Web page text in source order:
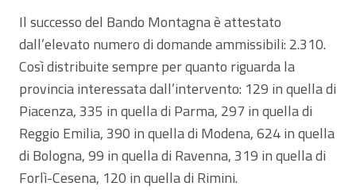
Il successo del Bando Montagna è attestato
dall’elevato numero di domande ammissibili: 2.310.
Così distribuite sempre per quanto riguarda la
provincia interessata dall’intervento: 129 in quella di
Piacenza, 335 in quella di Parma, 297 in quella di
Reggio Emilia, 390 in quella di Modena, 624 in quella
di Bologna, 99 in quella di Ravenna, 319 in quella di
Forlì-Cesena, 120 in quella di Rimini.